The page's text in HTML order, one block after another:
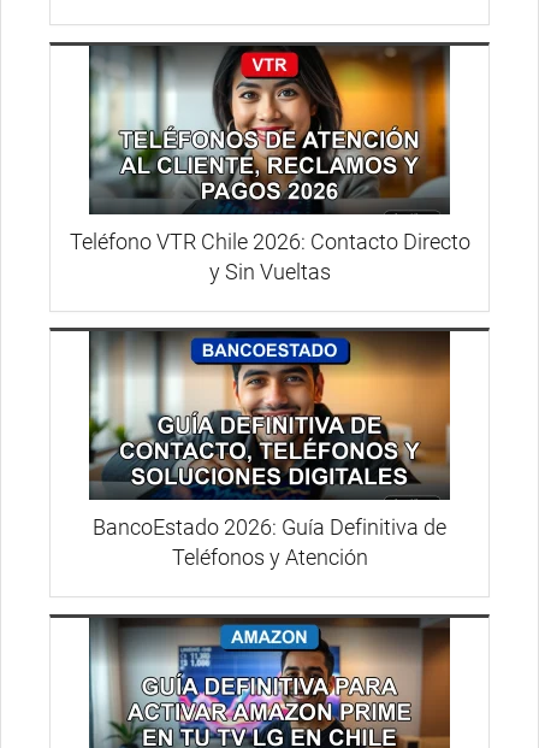
Teléfono VTR Chile 2026: Contacto Directo
y Sin Vueltas
BancoEstado 2026: Guía Definitiva de
Teléfonos y Atención